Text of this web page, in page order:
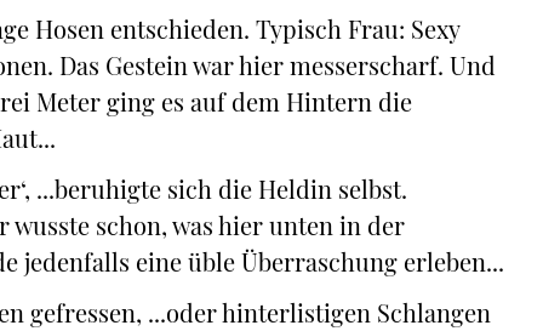
Hosen entschieden. Typisch Frau: Sexy
Das Gestein war hier messerscharf. Und
Meter ging es auf dem Hintern die
...beruhigte sich die Heldin selbst.
schon, was hier unten in der
jedenfalls eine üble Überraschung erleben...
gefressen, ...oder hinterlistigen Schlangen